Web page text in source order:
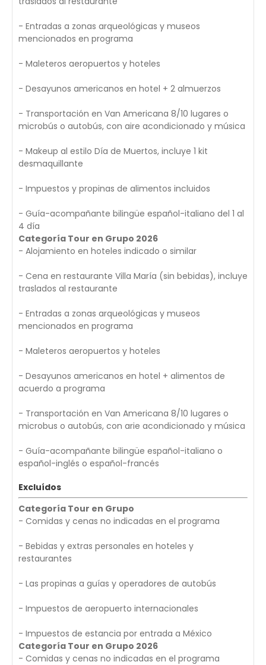
- Entradas a zonas arqueológicas y museos
mencionados en programa
- Maleteros aeropuertos y hoteles
- Desayunos americanos en hotel + 2 almuerzos
- Transportación en Van Americana 8/10 lugares o
microbús o autobús, con aire acondicionado y música
- Makeup al estilo Día de Muertos, incluye 1 kit
desmaquillante
- Impuestos y propinas de alimentos incluidos
- Guía-acompañante bilingüe español-italiano del 1 al
4 día
Categoría Tour en Grupo 2026
- Alojamiento en hoteles indicado o similar
- Cena en restaurante Villa María (sin bebidas), incluye
traslados al restaurante
- Entradas a zonas arqueológicas y museos
mencionados en programa
- Maleteros aeropuertos y hoteles
- Desayunos americanos en hotel + alimentos de
acuerdo a programa
- Transportación en Van Americana 8/10 lugares o
microbus o autobús, con arie acondicionado y música
- Guía-acompañante bilingüe español-italiano o
español-inglés o español-francés
Excluídos
Categoría Tour en Grupo
- Comidas y cenas no indicadas en el programa
- Bebidas y extras personales en hoteles y
restaurantes
- Las propinas a guías y operadores de autobús
- Impuestos de aeropuerto internacionales
- Impuestos de estancia por entrada a México
Categoría Tour en Grupo 2026
- Comidas y cenas no indicadas en el programa